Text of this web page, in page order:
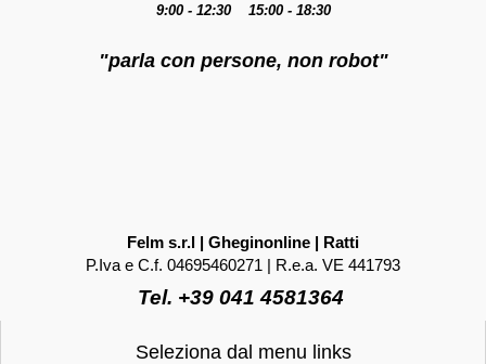
9:00 - 12:30 15:00 - 18:30
"parla con persone, non robot"
Felm s.r.l | Gheginonline | Ratti
P.Iva e C.f. 04695460271 | R.e.a. VE 441793
Tel. +39 041 4581364
Seleziona dal menu links